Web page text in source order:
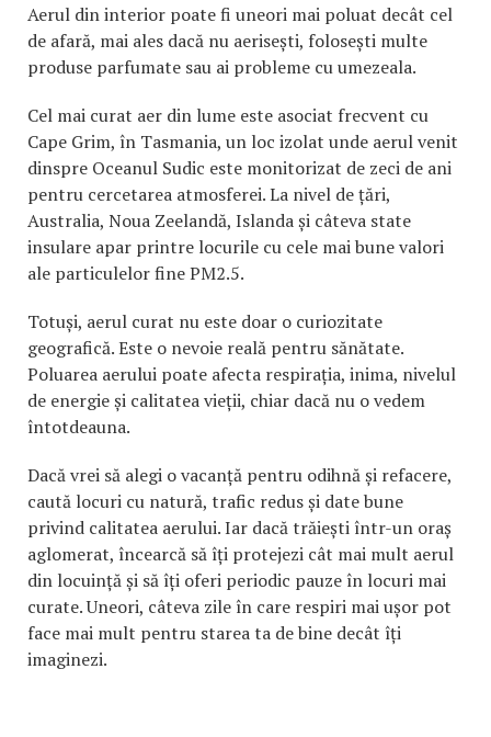
Aerul din interior poate fi uneori mai poluat decât cel
de afară, mai ales dacă nu aerisești, folosești multe
produse parfumate sau ai probleme cu umezeala.
Cel mai curat aer din lume este asociat frecvent cu
Cape Grim, în Tasmania, un loc izolat unde aerul venit
dinspre Oceanul Sudic este monitorizat de zeci de ani
pentru cercetarea atmosferei. La nivel de țări,
Australia, Noua Zeelandă, Islanda și câteva state
insulare apar printre locurile cu cele mai bune valori
ale particulelor fine PM2.5.
Totuși, aerul curat nu este doar o curiozitate
geografică. Este o nevoie reală pentru sănătate.
Poluarea aerului poate afecta respirația, inima, nivelul
de energie și calitatea vieții, chiar dacă nu o vedem
întotdeauna.
Dacă vrei să alegi o vacanță pentru odihnă și refacere,
caută locuri cu natură, trafic redus și date bune
privind calitatea aerului. Iar dacă trăiești într-un oraș
aglomerat, încearcă să îți protejezi cât mai mult aerul
din locuință și să îți oferi periodic pauze în locuri mai
curate. Uneori, câteva zile în care respiri mai ușor pot
face mai mult pentru starea ta de bine decât îți
imaginezi.